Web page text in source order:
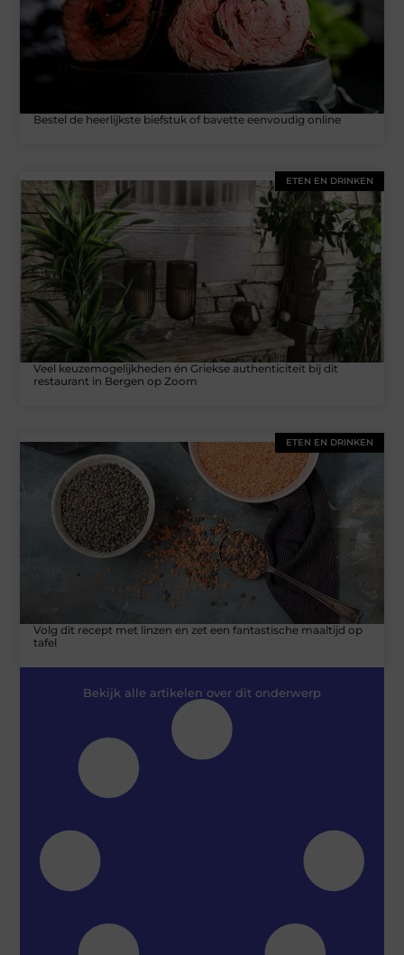
Bestel de heerlijkste biefstuk of bavette eenvoudig online
ETEN EN DRINKEN
Veel keuzemogelijkheden én Griekse authenticiteit bij dit
restaurant in Bergen op Zoom
ETEN EN DRINKEN
Volg dit recept met linzen en zet een fantastische maaltijd op
tafel
Bekijk alle artikelen over dit onderwerp